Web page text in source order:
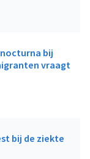
bij
vraagt
bij de ziekte